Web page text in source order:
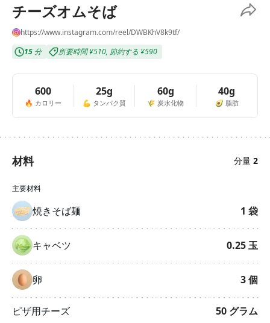
チーズオムそば
https://www.instagram.com/reel/DWBKhV8k9tf/
15 分 所要時間¥510, 節約する ¥590
600
🔥 カロリー
25g
💪 タンパク質
60g
🌾 炭水化物
40g
🥑 脂肪
材料 分量 2
主要材料
焼きそば麺 1 袋
キャベツ 0.25玉
卵 3個
ピザ用チーズ 50 グラム